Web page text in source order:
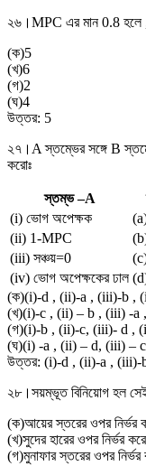
২৬। MPC এর মান 0.8 হলে
(ক)5
(খ)6
(গ)2
(ঘ)4
উত্তর: 5
২৭। A স্তম্ভের সঙ্গে B
করোঃ
স্তম্ভ –A
(i) ভোগ অপেক্ষক
(ii) 1-MPC
(iii) সঞ্চয়=0
(iv) ভোগ অপেক্ষকের ঢাল
(ক)(i)-d , (ii)-a , (iii)-b ,
(খ)(i)-c , (ii) – b , (iii) -a
(গ)(i)-b , (ii)-c, (iii)- d ,
(ঘ)(i) -a , (ii) – d, (iii) –
উত্তর: (i)-d , (ii)-a , (iii)-
২৮। সয়ম্ভূত বিনিয়োগ হল
(ক)আয়ের স্তরের ওপর নির্ভর
(খ)সুদের হারের ওপর নির্ভর করে
(গ)মুনাফার স্তরের ওপর নির্ভর